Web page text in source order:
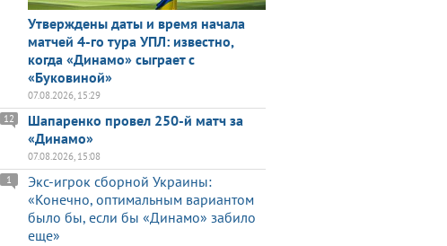
Утверждены даты и время начала
матчей 4-го тура УПЛ: известно,
когда «Динамо» сыграет с
«Буковиной»
07.08.2026, 15:29
Шапаренко провел 250-й матч за
«Динамо»
12
07.08.2026, 15:08
Экс-игрок сборной Украины:
«Конечно, оптимальным вариантом
было бы, если бы «Динамо» забило
еще»
1